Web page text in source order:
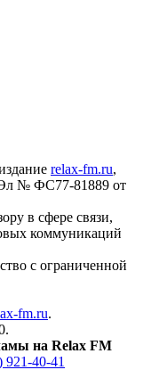
relax-fm.ru,
№ ФС77-81889 от
в сфере связи,
коммуникаций
с ограниченной
fm.ru.
на Relax FM
921-40-41